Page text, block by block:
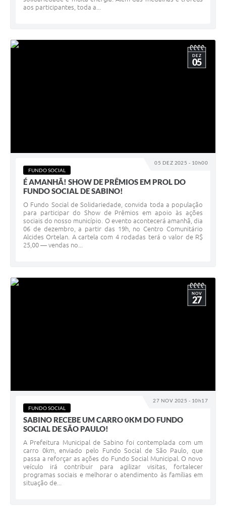
aos participantes, toda a...
05 DEZ 2025 - 10h00
DEZ
05
FUNDO SOCIAL
É AMANHÃ! SHOW DE PRÊMIOS EM PROL DO
FUNDO SOCIAL DE SABINO!
O Fundo Social de Solidariedade, convida toda a população
para participar do Show de Prêmios em apoio às ações
sociais do nosso município. O evento acontecerá amanhã, dia
06 de dezembro, a partir das 19h, no Centro Comunitário
Alcides Ortelan. A cartela com 4 rodadas terá o valor de R$
25,00 — vendas no...
27 NOV 2025 - 10h17
NOV
27
FUNDO SOCIAL
SABINO RECEBE UM CARRO 0KM DO FUNDO
SOCIAL DE SÃO PAULO!
A Prefeitura Municipal de Sabino foi contemplada com um
carro 0km, enviado pelo Fundo Social de São Paulo, que
passa a reforçar as ações do Fundo Social Municipal. O novo
veículo irá contribuir para agilizar visitas, fortalecer
programas sociais e melhorar o atendimento às famílias em
situação de...